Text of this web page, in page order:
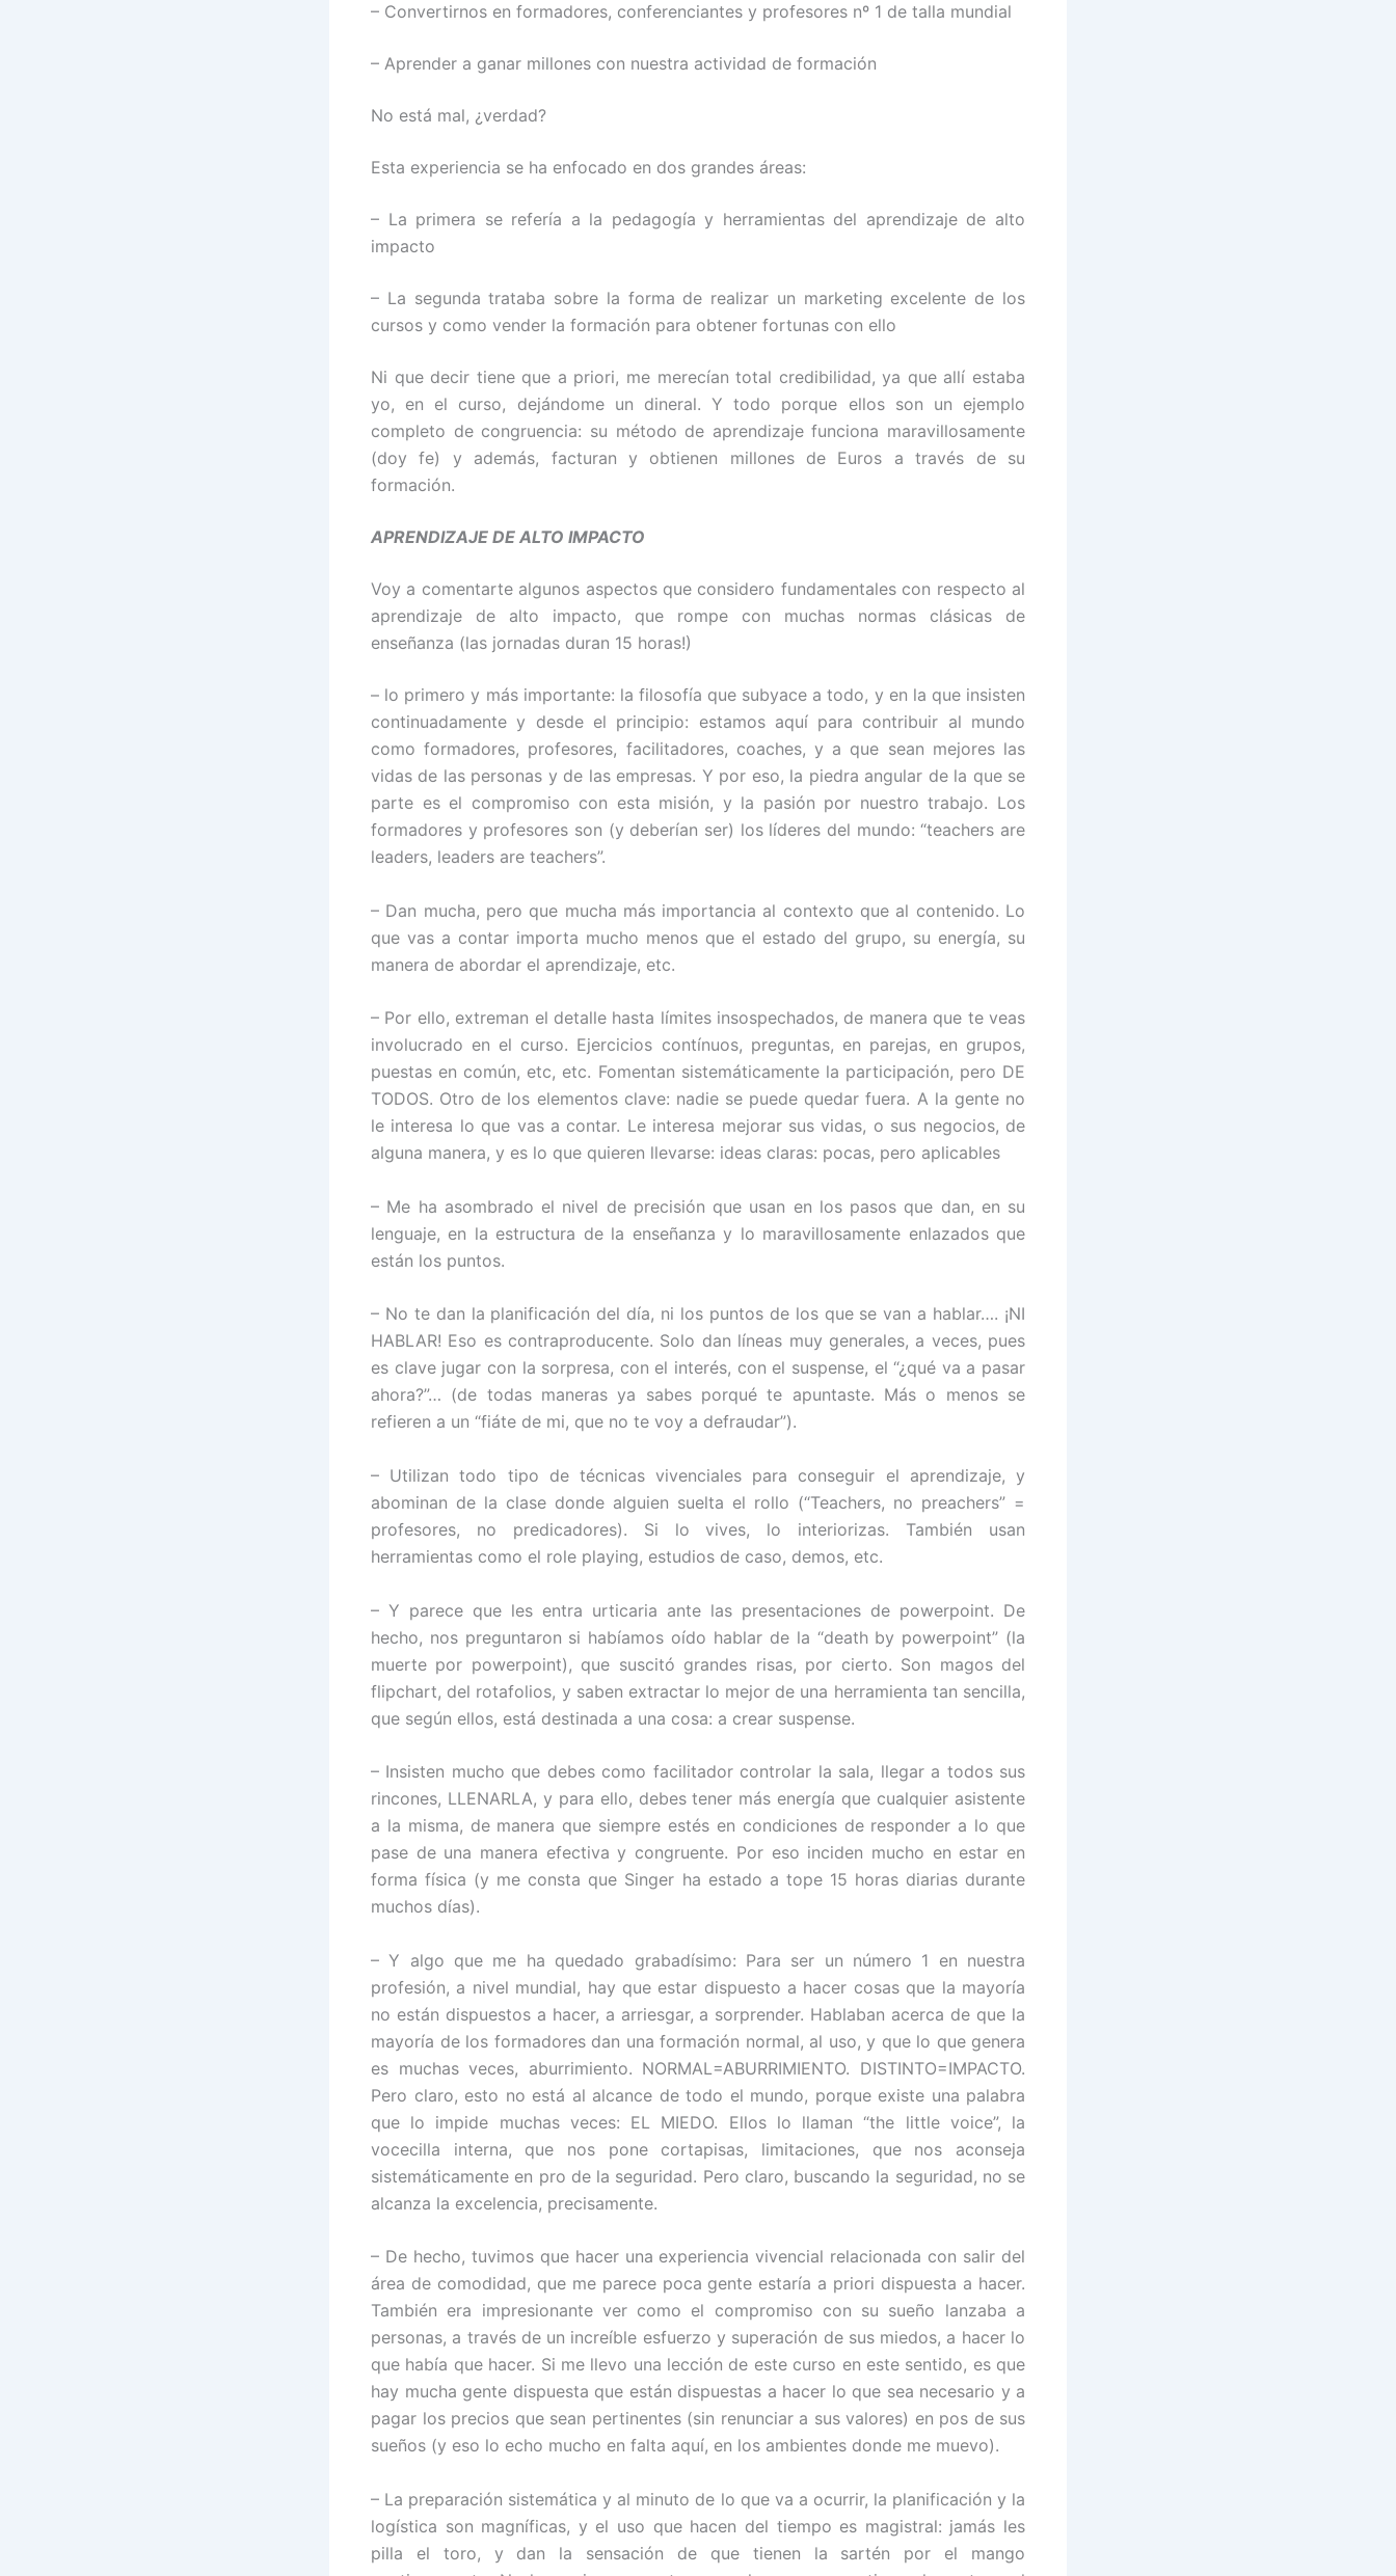
– Convertirnos en formadores, conferenciantes y profesores nº 1 de talla mundial
– Aprender a ganar millones con nuestra actividad de formación
No está mal, ¿verdad?
Esta experiencia se ha enfocado en dos grandes áreas:
– La primera se refería a la pedagogía y herramientas del aprendizaje de alto
impacto
– La segunda trataba sobre la forma de realizar un marketing excelente de los
cursos y como vender la formación para obtener fortunas con ello
Ni que decir tiene que a priori, me merecían total credibilidad, ya que allí estaba
yo, en el curso, dejándome un dineral. Y todo porque ellos son un ejemplo
completo de congruencia: su método de aprendizaje funciona maravillosamente
(doy fe) y además, facturan y obtienen millones de Euros a través de su
formación.
APRENDIZAJE DE ALTO IMPACTO
Voy a comentarte algunos aspectos que considero fundamentales con respecto al
aprendizaje de alto impacto, que rompe con muchas normas clásicas de
enseñanza (las jornadas duran 15 horas!)
– lo primero y más importante: la filosofía que subyace a todo, y en la que insisten
continuadamente y desde el principio: estamos aquí para contribuir al mundo
como formadores, profesores, facilitadores, coaches, y a que sean mejores las
vidas de las personas y de las empresas. Y por eso, la piedra angular de la que se
parte es el compromiso con esta misión, y la pasión por nuestro trabajo. Los
formadores y profesores son (y deberían ser) los líderes del mundo: “teachers are
leaders, leaders are teachers”.
– Dan mucha, pero que mucha más importancia al contexto que al contenido. Lo
que vas a contar importa mucho menos que el estado del grupo, su energía, su
manera de abordar el aprendizaje, etc.
– Por ello, extreman el detalle hasta límites insospechados, de manera que te veas
involucrado en el curso. Ejercicios contínuos, preguntas, en parejas, en grupos,
puestas en común, etc, etc. Fomentan sistemáticamente la participación, pero DE
TODOS. Otro de los elementos clave: nadie se puede quedar fuera. A la gente no
le interesa lo que vas a contar. Le interesa mejorar sus vidas, o sus negocios, de
alguna manera, y es lo que quieren llevarse: ideas claras: pocas, pero aplicables
– Me ha asombrado el nivel de precisión que usan en los pasos que dan, en su
lenguaje, en la estructura de la enseñanza y lo maravillosamente enlazados que
están los puntos.
– No te dan la planificación del día, ni los puntos de los que se van a hablar…. ¡NI
HABLAR! Eso es contraproducente. Solo dan líneas muy generales, a veces, pues
es clave jugar con la sorpresa, con el interés, con el suspense, el “¿qué va a pasar
ahora?”… (de todas maneras ya sabes porqué te apuntaste. Más o menos se
refieren a un “fiáte de mi, que no te voy a defraudar”).
– Utilizan todo tipo de técnicas vivenciales para conseguir el aprendizaje, y
abominan de la clase donde alguien suelta el rollo (“Teachers, no preachers” =
profesores, no predicadores). Si lo vives, lo interiorizas. También usan
herramientas como el role playing, estudios de caso, demos, etc.
– Y parece que les entra urticaria ante las presentaciones de powerpoint. De
hecho, nos preguntaron si habíamos oído hablar de la “death by powerpoint” (la
muerte por powerpoint), que suscitó grandes risas, por cierto. Son magos del
flipchart, del rotafolios, y saben extractar lo mejor de una herramienta tan sencilla,
que según ellos, está destinada a una cosa: a crear suspense.
– Insisten mucho que debes como facilitador controlar la sala, llegar a todos sus
rincones, LLENARLA, y para ello, debes tener más energía que cualquier asistente
a la misma, de manera que siempre estés en condiciones de responder a lo que
pase de una manera efectiva y congruente. Por eso inciden mucho en estar en
forma física (y me consta que Singer ha estado a tope 15 horas diarias durante
muchos días).
– Y algo que me ha quedado grabadísimo: Para ser un número 1 en nuestra
profesión, a nivel mundial, hay que estar dispuesto a hacer cosas que la mayoría
no están dispuestos a hacer, a arriesgar, a sorprender. Hablaban acerca de que la
mayoría de los formadores dan una formación normal, al uso, y que lo que genera
es muchas veces, aburrimiento. NORMAL=ABURRIMIENTO. DISTINTO=IMPACTO.
Pero claro, esto no está al alcance de todo el mundo, porque existe una palabra
que lo impide muchas veces: EL MIEDO. Ellos lo llaman “the little voice”, la
vocecilla interna, que nos pone cortapisas, limitaciones, que nos aconseja
sistemáticamente en pro de la seguridad. Pero claro, buscando la seguridad, no se
alcanza la excelencia, precisamente.
– De hecho, tuvimos que hacer una experiencia vivencial relacionada con salir del
área de comodidad, que me parece poca gente estaría a priori dispuesta a hacer.
También era impresionante ver como el compromiso con su sueño lanzaba a
personas, a través de un increíble esfuerzo y superación de sus miedos, a hacer lo
que había que hacer. Si me llevo una lección de este curso en este sentido, es que
hay mucha gente dispuesta que están dispuestas a hacer lo que sea necesario y a
pagar los precios que sean pertinentes (sin renunciar a sus valores) en pos de sus
sueños (y eso lo echo mucho en falta aquí, en los ambientes donde me muevo).
– La preparación sistemática y al minuto de lo que va a ocurrir, la planificación y la
logística son magníficas, y el uso que hacen del tiempo es magistral: jamás les
pilla el toro, y dan la sensación de que tienen la sartén por el mango